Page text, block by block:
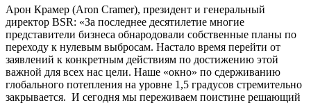
Арон Крамер (Aron Cramer), президент и генеральный
директор BSR: «За последнее десятилетие многие
представители бизнеса обнародовали собственные планы по
переходу к нулевым выбросам. Настало время перейти от
заявлений к конкретным действиям по достижению этой
важной для всех нас цели. Наше «окно» по сдерживанию
глобального потепления на уровне 1,5 градусов стремительно
закрывается. И сегодня мы переживаем поистине решающий